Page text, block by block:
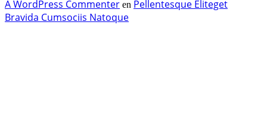
A WordPress Commenter en Pellentesque Eliteget
Bravida Cumsociis Natoque